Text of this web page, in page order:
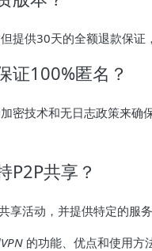
提供30天的全额退款保证
证100%匿名？
密技术和无日志政策来确
P2P共享？
享活动，并提供特定的服
的功能、优点和使用方